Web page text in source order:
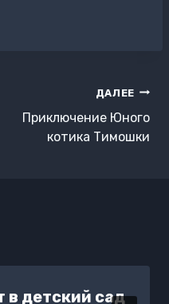
ДАЛЕЕ
Приключение Юного
котика Тимошки
в детский сад